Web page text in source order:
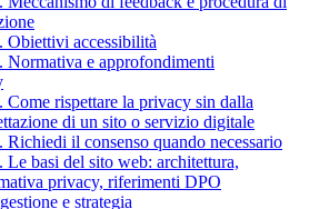
Obiettivi accessibilità
Normativa e approfondimenti
Come rispettare la privacy sin dalla
di un sito o servizio digitale
Richiedi il consenso quando necessario
Le basi del sito web: architettura,
privacy, riferimenti DPO
e strategia